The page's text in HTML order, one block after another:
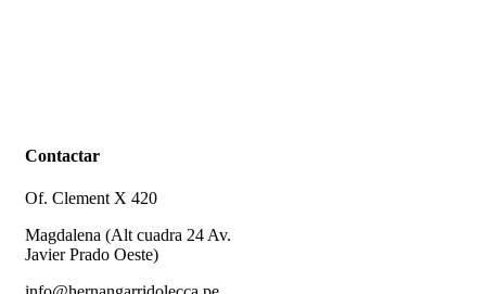
Contactar
Of. Clement X 420
Magdalena (Alt cuadra 24 Av.
Javier Prado Oeste)